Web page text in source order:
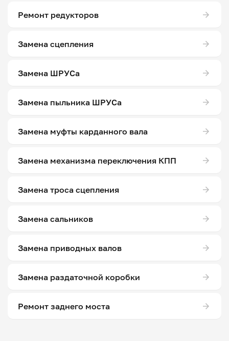
Ремонт редукторов
Замена сцепления
Замена ШРУСа
Замена пыльника ШРУСа
Замена муфты карданного вала
Замена механизма переключения КПП
Замена троса сцепления
Замена сальников
Замена приводных валов
Замена раздаточной коробки
Ремонт заднего моста